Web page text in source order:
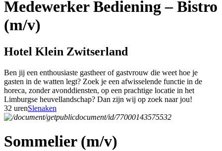
Medewerker Bediening – Bistro
(m/v)
Hotel Klein Zwitserland
Ben jij een enthousiaste gastheer of gastvrouw die weet hoe je
gasten in de watten legt? Zoek je een afwisselende functie in de
horeca, zonder avonddiensten, op een prachtige locatie in het
Limburgse heuvellandschap? Dan zijn wij op zoek naar jou!
32 urenSlenaken
Sommelier (m/v)